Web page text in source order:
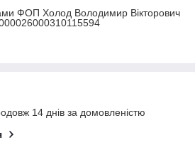
ФОП Холод Володимир Вікторович
14 днів за домовленістю